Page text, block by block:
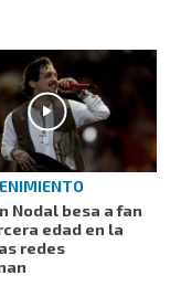
Nodal besa a fan
edad en la
redes